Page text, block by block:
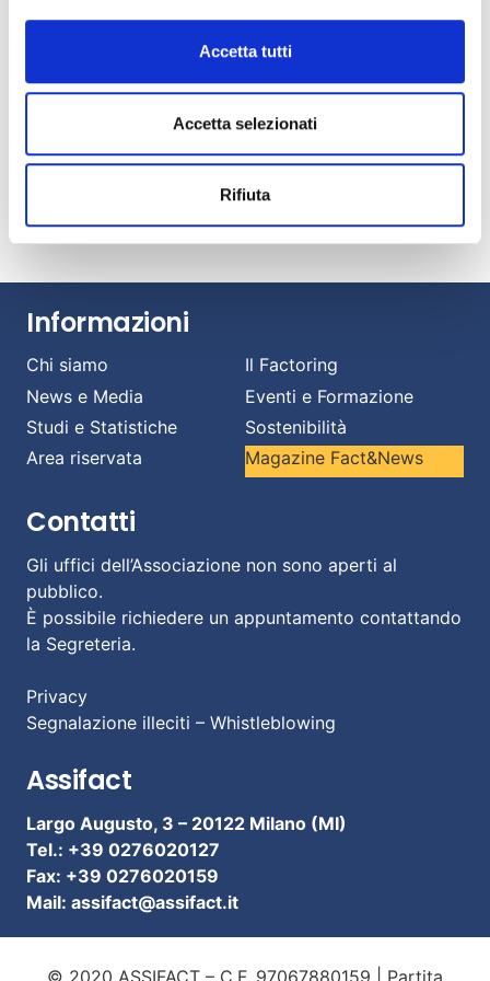
Accetta tutti
Accetta selezionati
Rifiuta
Fact&News: “Le nuove frontiere del factoring”
mercato italiano del factoring
Luglio 14, 2026
Banche e imprese: una relazione strategica per
Luglio 13, 2026
Informazioni
Chi siamo
Il Factoring
News e Media
Eventi e Formazione
Studi e Statistiche
Sostenibilità
Area riservata
Magazine Fact&News
Contatti
Gli uffici dell’Associazione non sono aperti al
pubblico.
È possibile richiedere un appuntamento contattando
la Segreteria.
Privacy
Segnalazione illeciti – Whistleblowing
Assifact
Largo Augusto, 3 – 20122 Milano (MI)
Tel.: +39 0276020127
Fax: +39 0276020159
Mail: assifact@assifact.it
© 2020 ASSIFACT – C.F. 97067880159 | Partita